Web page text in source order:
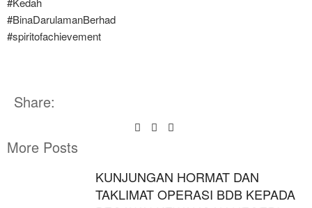
#BinaDarulamanBerhad
#spiritofachievement
Share:
More Posts
KUNJUNGAN HORMAT DAN
TAKLIMAT OPERASI BDB KEPADA